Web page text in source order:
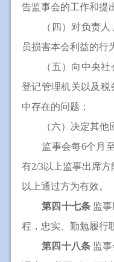
告监事会的工作和提
（四）对负责
员损害本会利益的行
（五）向中央
登记管理机关以及
中存在的问题；
（六）决定其他
监事会每6个月
有2/3以上监事出席
以上通过方为有效。
第四十七条 监
程，忠实、勤勉履行
第四十八条监事